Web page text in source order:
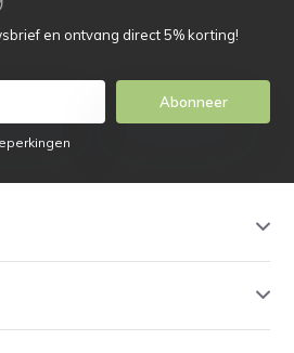
en ontvang direct 5% korting!
Abonneer